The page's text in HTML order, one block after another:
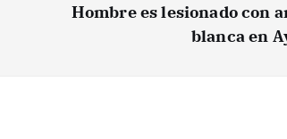
Hombre es lesionado con
blanca en